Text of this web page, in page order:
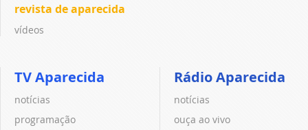
revista de aparecida
vídeos
TV Aparecida
notícias
programação
Rádio Aparecida
notícias
ouça ao vivo